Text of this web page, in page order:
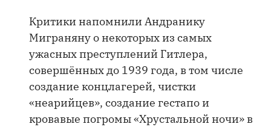
Критики напомнили Андранику
Миграняну о некоторых из самых
ужасных преступлений Гитлера,
совершённых до 1939 года, в том числе
создание концлагерей, чистки
«неарийцев», создание гестапо и
кровавые погромы «Хрустальной ночи» в